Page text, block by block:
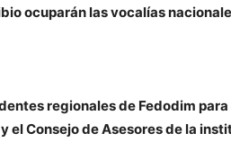
ocuparán las vocalías
regionales de Fedodim
el Consejo de Asesores de la